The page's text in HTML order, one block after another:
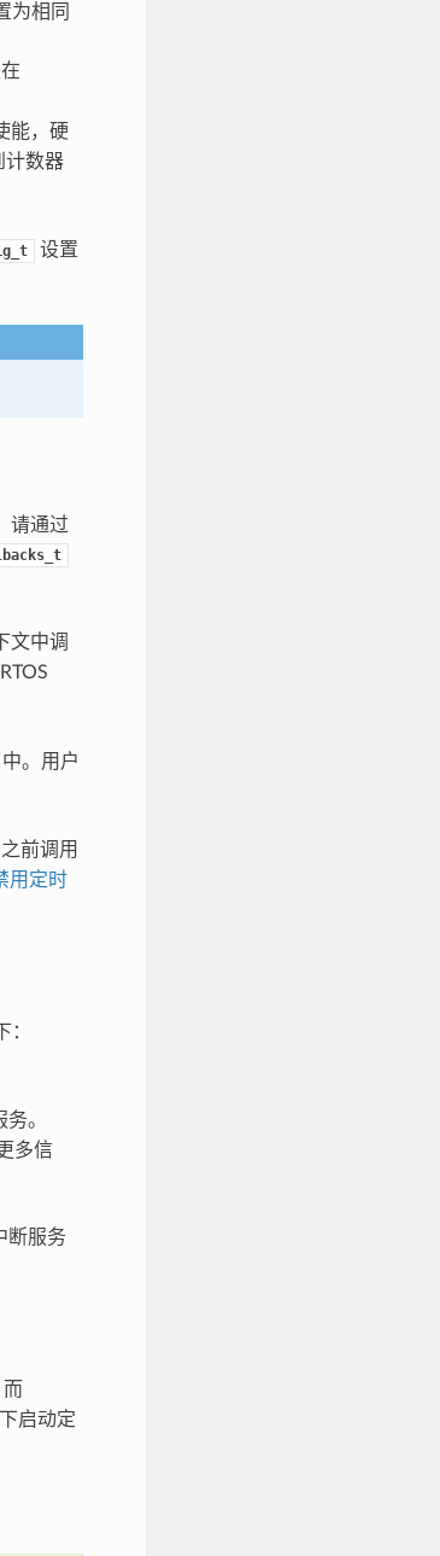
为相同
能，硬
计数器
设置
请通过
文中调
中。用户
之前调用
用定时
。
多信
断服务
启动定